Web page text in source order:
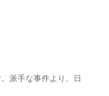
派手な事件より、日